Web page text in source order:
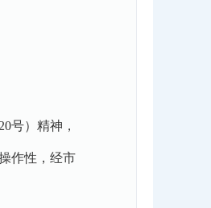
号）精神，
作性，经市